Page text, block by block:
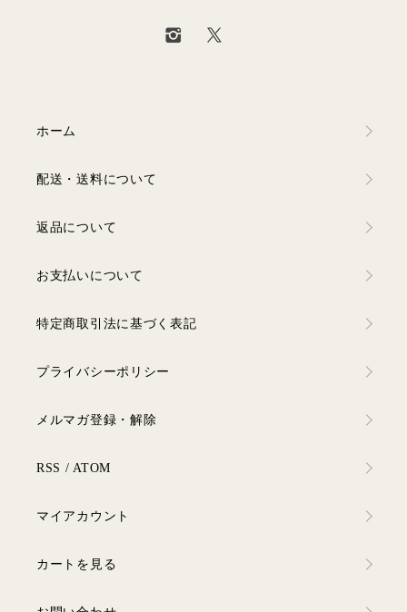
ホーム
配送・送料について
返品について
お支払いについて
特定商取引法に基づく表記
プライバシーポリシー
メルマガ登録・解除
RSS / ATOM
マイアカウント
カートを見る